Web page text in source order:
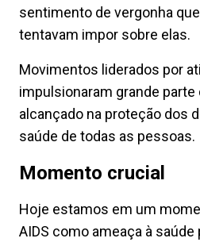
sentimento de vergonha
tentavam impor sobre elas.
Movimentos liderados por
impulsionaram grande
alcançado na proteção dos
saúde de todas as pessoas.
Momento crucial
Hoje estamos em um
AIDS como ameaça à